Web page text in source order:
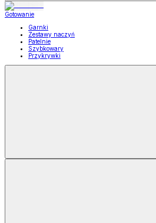
Gotowanie
Garnki
Zestawy naczyń
Patelnie
Szybkowary
Przykrywki